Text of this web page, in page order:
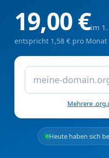
19,00 €im 1.
entspricht 1,58 € pro Monat
Mehrere
Heute haben sich